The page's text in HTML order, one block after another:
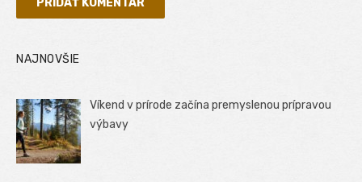
NAJNOVŠIE
Víkend v prírode začína premyslenou prípravou
výbavy